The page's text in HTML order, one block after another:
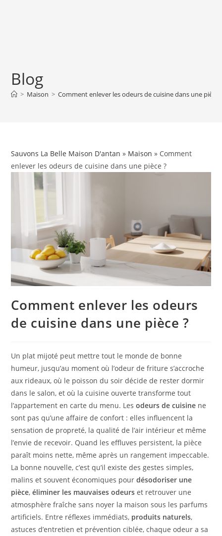
Blog
> Maison > Comment enlever les odeurs de cuisine dans une pièce
Sauvons La Belle Maison D'antan » Maison » Comment
enlever les odeurs de cuisine dans une pièce ?
Comment enlever les odeurs
de cuisine dans une pièce ?
Un plat mijoté peut mettre tout le monde de bonne
humeur, jusqu’au moment où l’odeur de friture s’accroche
aux rideaux, où le poisson du soir décide de rester dormir
dans le salon, et où la cuisine ouverte transforme tout
l’appartement en carte du menu. Lesodeurs de cuisine ne
sont pas qu’une affaire de confort : elles influencent la
sensation de propreté, la qualité de l’air intérieur et même
l’envie de recevoir. Quand les effluves persistent, la pièce
paraît moins nette, même après un rangement impeccable.
La bonne nouvelle, c’est qu’il existe des gestes simples,
malins et souvent économiques pourdésodoriser une
pièce,éliminer les mauvaises odeurs et retrouver une
atmosphère fraîche sans noyer la maison sous les parfums
artificiels. Entre réflexes immédiats, produits naturels,
astuces d’entretien et prévention ciblée, chaque odeur a sa